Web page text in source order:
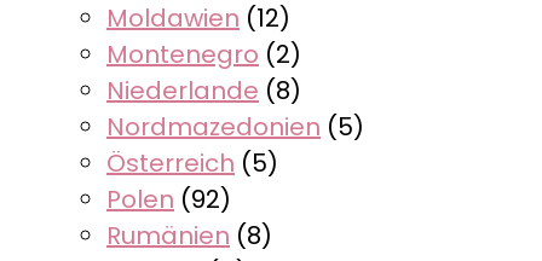
Moldawien (12)
Montenegro (2)
Niederlande (8)
Nordmazedonien (5)
Österreich (5)
Polen (92)
Rumänien (8)